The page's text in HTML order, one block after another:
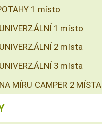
1 místo
1 místo
2 místa
3 místa
MÍRU CAMPER 2 MÍSTA